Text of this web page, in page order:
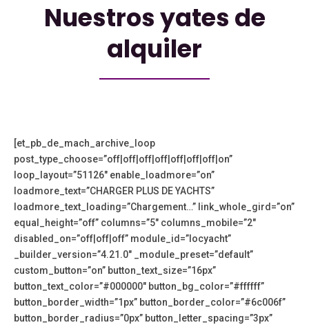
Nuestros yates de
alquiler
[et_pb_de_mach_archive_loop
post_type_choose=”off|off|off|off|off|off|off|on”
loop_layout=”51126″ enable_loadmore=”on”
loadmore_text=”CHARGER PLUS DE YACHTS”
loadmore_text_loading=”Chargement…” link_whole_gird=”on”
equal_height=”off” columns=”5″ columns_mobile=”2″
disabled_on=”off|off|off” module_id=”locyacht”
_builder_version=”4.21.0″ _module_preset=”default”
custom_button=”on” button_text_size=”16px”
button_text_color=”#000000″ button_bg_color=”#ffffff”
button_border_width=”1px” button_border_color=”#6c006f”
button_border_radius=”0px” button_letter_spacing=”3px”